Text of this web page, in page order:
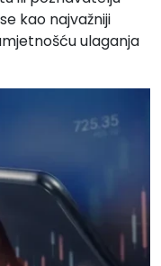
kao najvažniji
ulaganja